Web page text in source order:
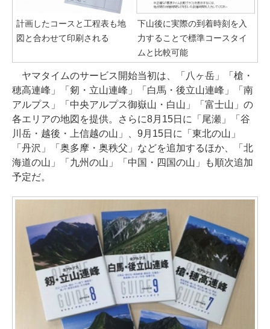
計画したコースと工程表も地
図と合わせて印刷される
下山後に実際の到着時刻を入
力することで標準コースタイ
ムと比較可能
ヤマタイムのサービス開始当初は、「八ヶ岳」「槍・
穂高連峰」「剱・立山連峰」「白馬・後立山連峰」「南
アルプス」「中央アルプス御嶽山・白山」「富士山」の
各エリアの地図を提供。さらに8月15日に「尾瀬」「谷
川岳・越後・上信越の山」、9月15日に「東北の山」
「丹沢」「奥多摩・奥秩父」などを追加するほか、「北
海道の山」「九州の山」「中国・四国の山」も順次追加
予定だ。